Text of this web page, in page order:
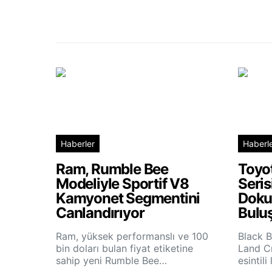
Haberler
Ram, Rumble Bee
Modeliyle Sportif V8
Kamyonet Segmentini
Canlandırıyor
Ram, yüksek performanslı ve 100
bin doları bulan fiyat etiketine
sahip yeni Rumble Bee…
Black
Land
esintili